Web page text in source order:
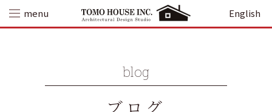
content
menu English
blog
ブログ